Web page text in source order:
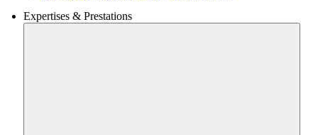
Expertises & Prestations